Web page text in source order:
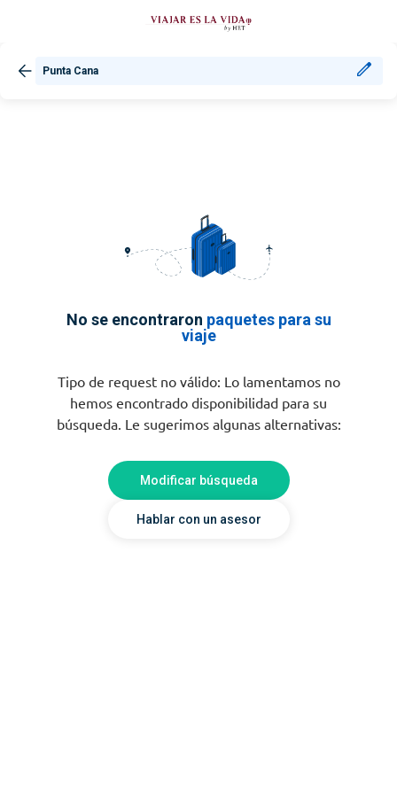
Punta Cana
No se encontraron paquetes para su
viaje
Tipo de request no válido: Lo lamentamos no
hemos encontrado disponibilidad para su
búsqueda. Le sugerimos algunas alternativas:
Modificar búsqueda
Hablar con un asesor